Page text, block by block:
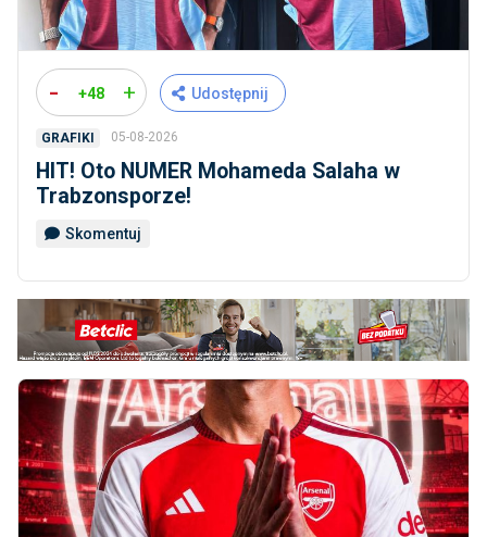
- +48 + Udostępnij
GRAFIKI 05-08-2026
HIT! Oto NUMER Mohameda Salaha w
Trabzonsporze!
Skomentuj